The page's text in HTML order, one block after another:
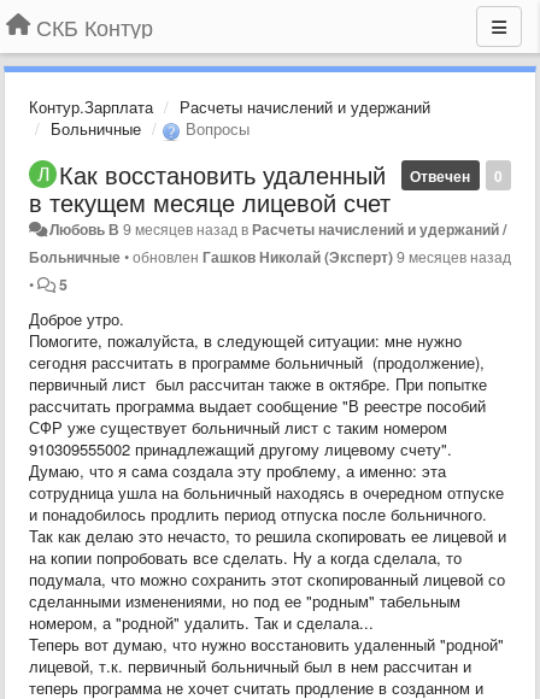
СКБ Контур
Контур.Зарплата
Расчеты начислений и удержаний
Больничные
Вопросы
0
Отвечен
Как восстановить удаленный
в текущем месяце лицевой счет
Любовь В 9 месяцев назад вРасчеты начислений и удержаний /
Больничные•обновлен Гашков Николай (Эксперт)9 месяцев назад
•
5
Доброе утро.
Помогите, пожалуйста, в следующей ситуации: мне нужно
сегодня рассчитать в программе больничный (продолжение),
первичный лист был рассчитан также в октябре. При попытке
рассчитать программа выдает сообщение "В реестре пособий
СФР уже существует больничный лист с таким номером
910309555002 принадлежащий другому лицевому счету".
Думаю, что я сама создала эту проблему, а именно: эта
сотрудница ушла на больничный находясь в очередном отпуске
и понадобилось продлить период отпуска после больничного.
Так как делаю это нечасто, то решила скопировать ее лицевой и
на копии попробовать все сделать. Ну а когда сделала, то
подумала, что можно сохранить этот скопированный лицевой со
сделанными изменениями, но под ее "родным" табельным
номером, а "родной" удалить. Так и сделала...
Теперь вот думаю, что нужно восстановить удаленный "родной"
лицевой, т.к. первичный больничный был в нем рассчитан и
теперь программа не хочет считать продление в созданном и